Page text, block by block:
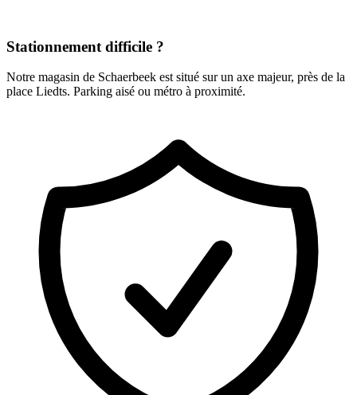
Stationnement difficile ?
Notre magasin de Schaerbeek est situé sur un axe majeur, près de la
place Liedts. Parking aisé ou métro à proximité.